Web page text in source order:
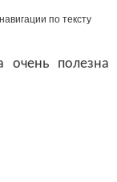
по тексту
очень полезна